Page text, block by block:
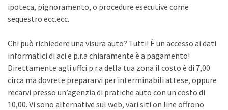
ipoteca, pignoramento, o procedure esecutive come
sequestro ecc.ecc.
Chi può richiedere una visura auto? Tutti! È un accesso ai dati
informatici di aci e p.r.a chiaramente è a pagamento!
Direttamente agli uffci p.r.a della tua zona il costo è di 7,00
circa ma dovrete prepararvi per interminabili attese, oppure
recarvi presso un’agenzia di pratiche auto con un costo di
10,00. Vi sono alternative sul web, vari siti on line offrono